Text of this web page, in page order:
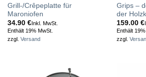
Grill-/Crêpeplatte für
Maroniofen
34.90 €Inkl. MwSt.
Enthält 19% MwSt.
zzgl. Versand
Grips –
der
159.00 €
Enthält
zzgl.